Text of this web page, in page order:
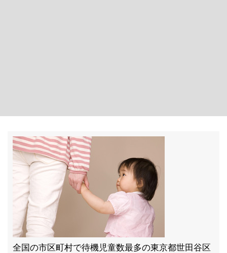
全国の市区町村で待機児童数最多の東京都世田谷区